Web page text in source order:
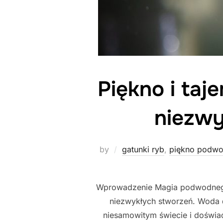
Piękno i
by gatunki ryb, piękno
Wprowadzenie Magia
niezwykłych stworzeń.
niesamowitym świecie i